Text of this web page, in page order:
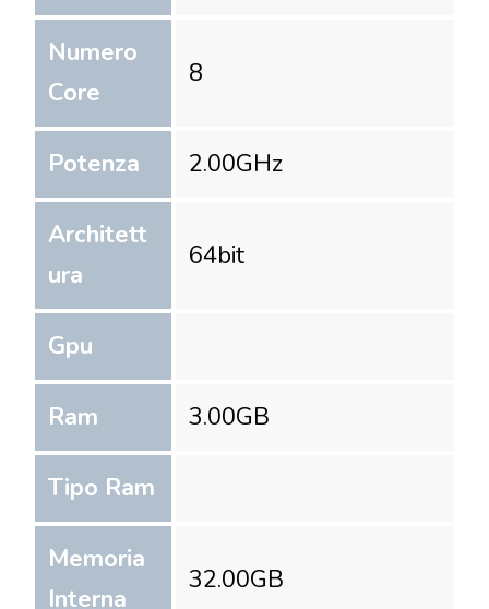
Numero
Core
8
Potenza 2.00GHz
Architett
ura
64bit
Gpu
Ram 3.00GB
Tipo Ram
Memoria
Interna
32.00GB